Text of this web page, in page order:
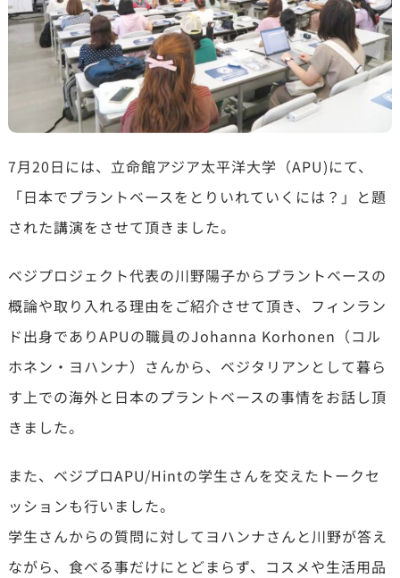
7月20日には、立命館アジア太平洋大学（APU)にて、
「日本でプラントベースをとりいれていくには？」と題
された講演をさせて頂きました。
ベジプロジェクト代表の川野陽子からプラントベースの
概論や取り入れる理由をご紹介させて頂き、フィンラン
ド出身でありAPUの職員の‪Johanna Korhonen（コル
ホネン・ヨハンナ）さんから、ベジタリアンとして暮ら
す上での海外と日本のプラントベースの事情をお話し頂
きました。
また、ベジプロAPU/Hintの学生さんを交えたトークセ
ッションも行いました。
学生さんからの質問に対してヨハンナさんと川野が答え
ながら、食べる事だけにとどまらず、コスメや生活用品